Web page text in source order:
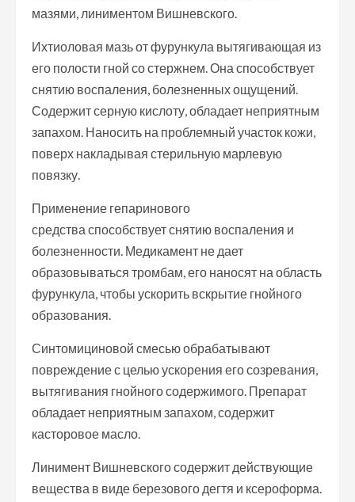
мазями, линиментом Вишневского.
Ихтиоловая мазь от фурункула вытягивающая из
его полости гной со стержнем. Она способствует
снятию воспаления, болезненных ощущений.
Содержит серную кислоту, обладает неприятным
запахом. Наносить на проблемный участок кожи,
поверх накладывая стерильную марлевую
повязку.
Применение гепаринового
средства способствует снятию воспаления и
болезненности. Медикамент не дает
образовываться тромбам, его наносят на область
фурункула, чтобы ускорить вскрытие гнойного
образования.
Синтомициновой смесью обрабатывают
повреждение с целью ускорения его созревания,
вытягивания гнойного содержимого. Препарат
обладает неприятным запахом, содержит
касторовое масло.
Линимент Вишневского содержит действующие
вещества в виде березового дегтя и ксероформа.